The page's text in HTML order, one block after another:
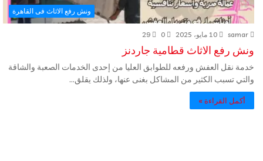
ونش رفع الاثاث فى القاهرة
samar 10 مايو، 2025 0
29
ونش رفع الاثاث قطامية جاردنز
خدمة نقل العفش ورفعه للطوابق العليا من إحدى الخدمات الصعبة والشاقة
والتي تسبب الكثير من المشاكل بغنى عنها، ولذلك يقلق…
أكمل القراءة »